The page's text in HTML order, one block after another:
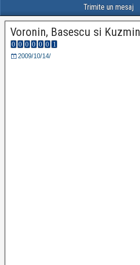
Trimite un mesaj
Voronin, Basescu si Kuzmin
2009/10/14/